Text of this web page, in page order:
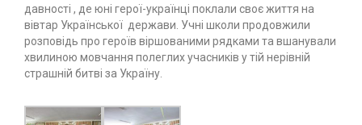
давності , де юні герої-українці поклали своє життя на
вівтар Української держави. Учні школи продовжили
розповідь про героїв віршованими рядками та вшанували
хвилиною мовчання полеглих учасників у тій нерівній
страшній битві за Україну.